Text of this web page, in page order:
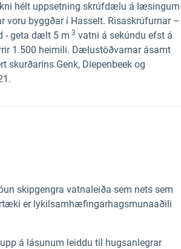
hélt uppsetning skrúfdælu á læsingum
voru byggðar í Hasselt. Risaskrúfurnar –
- geta dælt 5 m 3 vatni á sekúndu efst á
1.500 heimili. Dælustöðvarnar ásamt
Genk, Diepenbeek og
skipgengra vatnaleiða sem nets sem
er lykilsamhæfingarhagsmunaaðili
á lásunum leiddu til hugsanlegrar